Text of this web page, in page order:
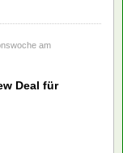
an der
sondern
der